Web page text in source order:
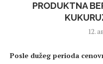
PRODUKTNA
12.
Posle dužeg perioda